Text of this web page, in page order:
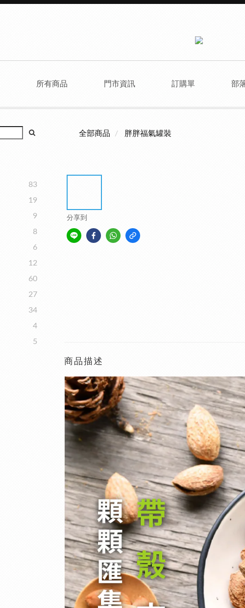
所有商品 門市資訊 訂購單 部
83
19
9
8
6
12
60
27
34
4
5
全部商品 胖胖福氣罐裝
分享到
商品描述